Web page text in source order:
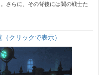
さらに、その背後には闇の戦士た
クリックで表示）